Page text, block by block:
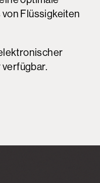
Flüssigkeiten